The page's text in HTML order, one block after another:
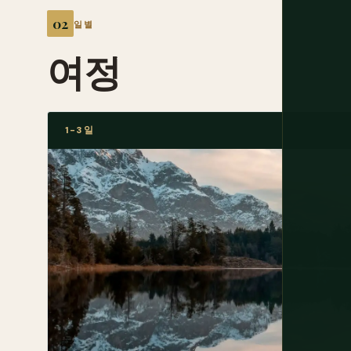
일별
여정
1-3일